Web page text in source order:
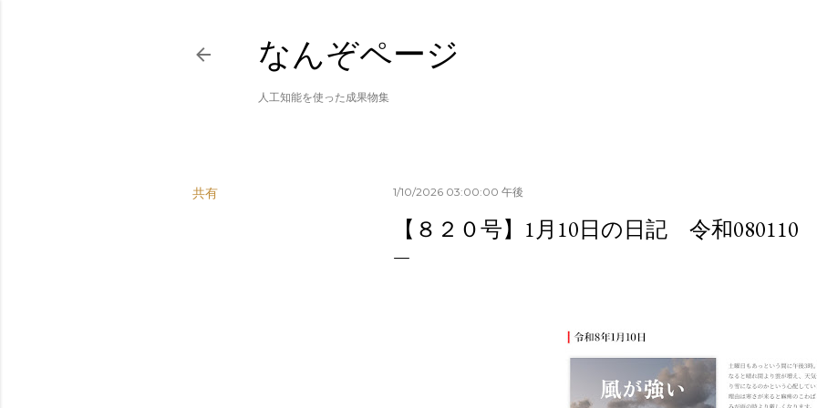
なんぞページ
人工知能を使った成果物集
共有 1/10/2026 03:00:00 午後
【８２０号】1月10日の日記 令和080110